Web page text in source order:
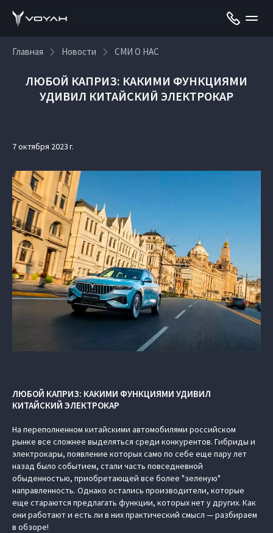
Главная Новости СМИ О НАС
ЛЮБОЙ КАПРИЗ: КАКИМИ ФУНКЦИЯМИ
УДИВИЛ КИТАЙСКИЙ ЭЛЕКТРОКАР
7 октября 2023 г.
ЛЮБОЙ КАПРИЗ: КАКИМИ ФУНКЦИЯМИ УДИВИЛ
КИТАЙСКИЙ ЭЛЕКТРОКАР
На переполненном китайскими автомобилями российском
рынке все сложнее выделяться среди конкурентов. Гибриды и
электрокары, появление которых само по себе еще пару лет
назад было событием, стали часть повседневной
обыденностью, приобретающей все более "зеленую"
направленность. Однако остались производители, которые
еще стараются предлагать функции, которых нет у других. Как
они работают и есть ли в них практический смысл — разбираем
в обзоре!